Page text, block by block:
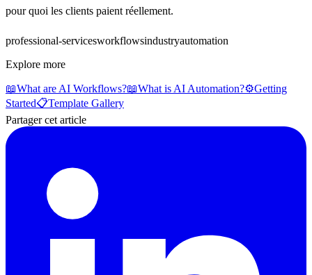
pour quoi les clients paient réellement.
professional-servicesworkflowsindustryautomation
Explore more
📖What are AI Workflows?📖What is AI Automation?⚙️Getting
Started📋Template Gallery
Partager cet article